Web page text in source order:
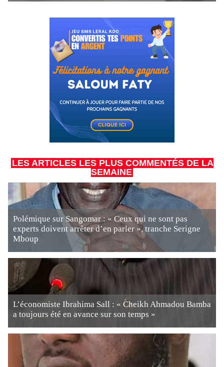
LES ARTICLES LES PLUS COMMENTÉS DE LA
SEMAINE
Polémique sur Sangomar : « Ceux qui ne sont pas
experts doivent arrêter d’en parler », tranche Serigne
Mboup
L’économiste Ibrahima Sall : « Cheikh Ahmadou Bamba
a toujours été en avance sur son temps »